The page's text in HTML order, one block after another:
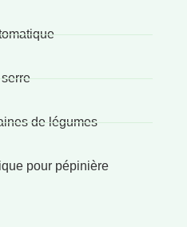
de légumes
pour pépinière